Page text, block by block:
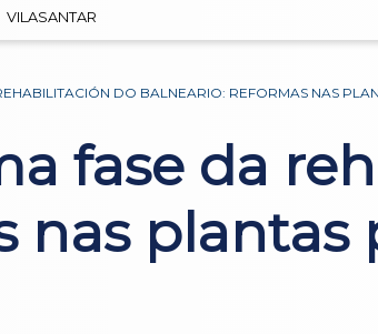
VILASANTAR
DO BALNEARIO: REFORMAS NAS
fase da
nas plantas